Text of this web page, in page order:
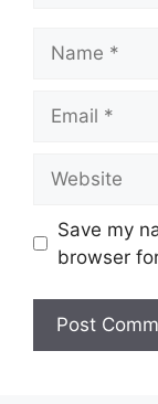
Save my
browser